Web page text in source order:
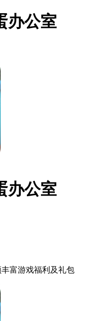
办公室
办公室
丰富游戏福利 及礼包